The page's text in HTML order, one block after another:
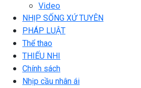
Video
NHỊP SỐNG XỨ TUYÊN
PHÁP LUẬT
Thể thao
THIẾU NHI
Chính sách
Nhịp cầu nhân ái